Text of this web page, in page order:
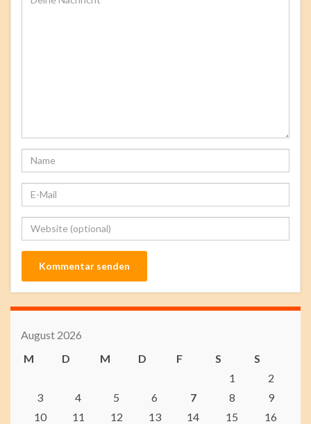
August 2026
M
D M D F S
S
1
2
3
4 5 6 7 8
9
10
11 12 13 14 15
16